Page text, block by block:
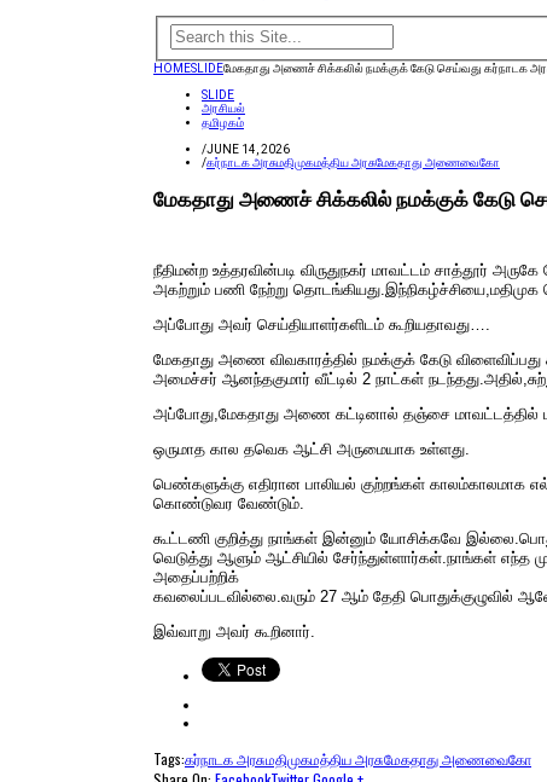
HOMESLIDEமேகதாது அணைச் சிக்கலில் நமக்குக் கேடு செய்வது கர்​நாடக
SLIDE
அரசியல்
தமிழகம்
/JUNE 14, 2026
/கர்நாடக அரசுமதிமுகமத்திய அரசுமேகதாது அணைவைகோ
மேகதாது அணைச் சிக்கலில் நமக்குக் கேடு
நீதி​மன்ற உத்​தர​வின்​படி விருதுநகர் மாவட்​டம் சாத்​தூர்
அகற்​றும் பணி நேற்று
அப்​போது அவர் செய்​தி​யாளர்​களிடம் கூறிய​தாவது….
மேகதாது அணை விவ​காரத்​தில் நமக்குக் கேடு
அமைச்​சர் ஆனந்தகுமார் வீட்​டில் 2 நாட்​கள்
அப்​போது,மேகதாது அணை கட்​டி​னால் தஞ்சை மாவட்​டத்​தில்
ஒருமாத கால தவெக ஆட்சி அரு​மையாக உள்​ளது.
பெண்களுக்கு எதி​ரான பாலியல் குற்​றங்கள் காலம்​கால​மாக
கொண்​டுவர வேண்​டும்.
கூட்​டணி குறித்து நாங்​கள் இன்​னும் யோசிக்​கவே
வெடுத்து ஆளும் ஆட்​சி​யில் சேர்ந்​துள்​ளார்​கள்.நாங்​கள் எந்த
அதைப்பற்றிக்
கவலைப்​பட​வில்​லை.வரும் 27 ஆம் தேதி பொதுக்​குழு​வில்
இவ்​வாறு அவர் கூறி​னார்.
Tags:கர்நாடக அரசுமதிமுகமத்திய அரசுமேகதாது அணைவைகோ